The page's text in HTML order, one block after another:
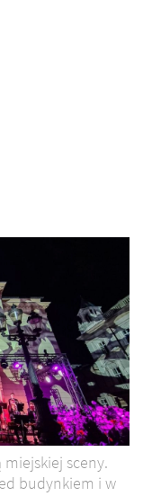
sceny.
budynkiem i w